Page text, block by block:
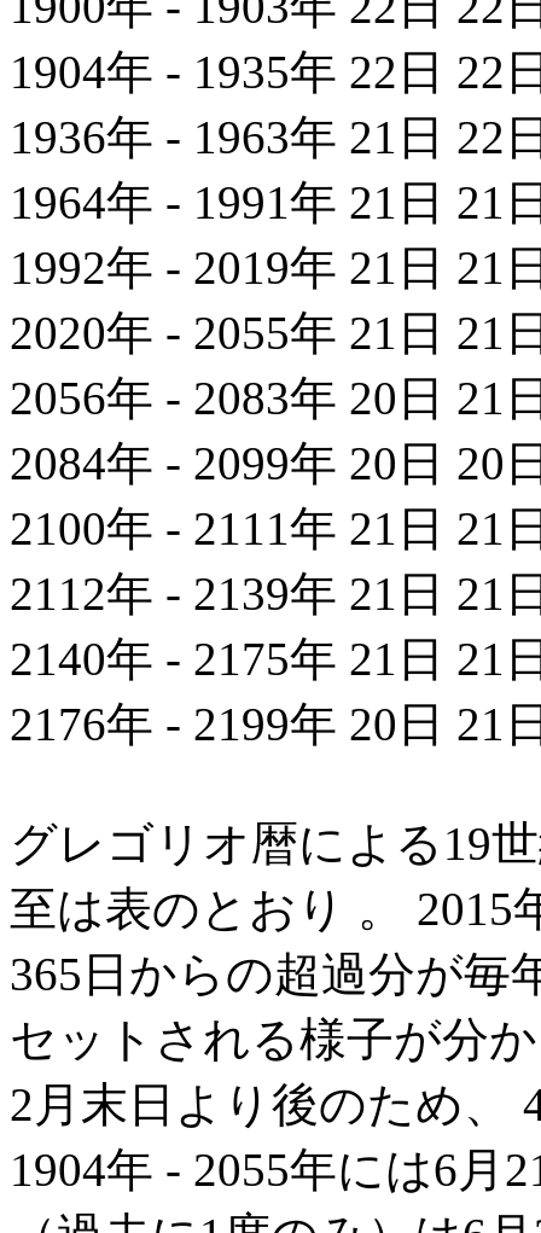
1904年 - 1935年 22日 22
1936年 - 1963年 21日 22
1964年 - 1991年 21日 21
1992年 - 2019年 21日 21
2020年 - 2055年 21日 21
2056年 - 2083年 20日 21
2084年 - 2099年 20日 20
2100年 - 2111年 21日 21
2112年 - 2139年 21日 21
2140年 - 2175年 21日 21
2176年 - 2199年 20日 21
グレゴリオ暦による19
至は表のとおり 。 2015
365日からの超過分が毎
セットされる様子が分
2月末日より後のため、
1904年 - 2055年には6月